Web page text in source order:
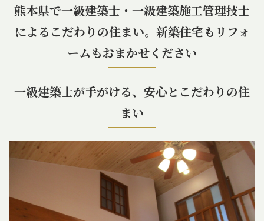
介護リフォーム
内装リフォーム・リノベーション
お問い合わせ
施工事例
熊本県で一級建築士・一級建築施工管理技士
によるこだわりの住まい。新築住宅もリフォ
ームもおまかせください
一級建築士が手がける、安心とこだわりの住
まい